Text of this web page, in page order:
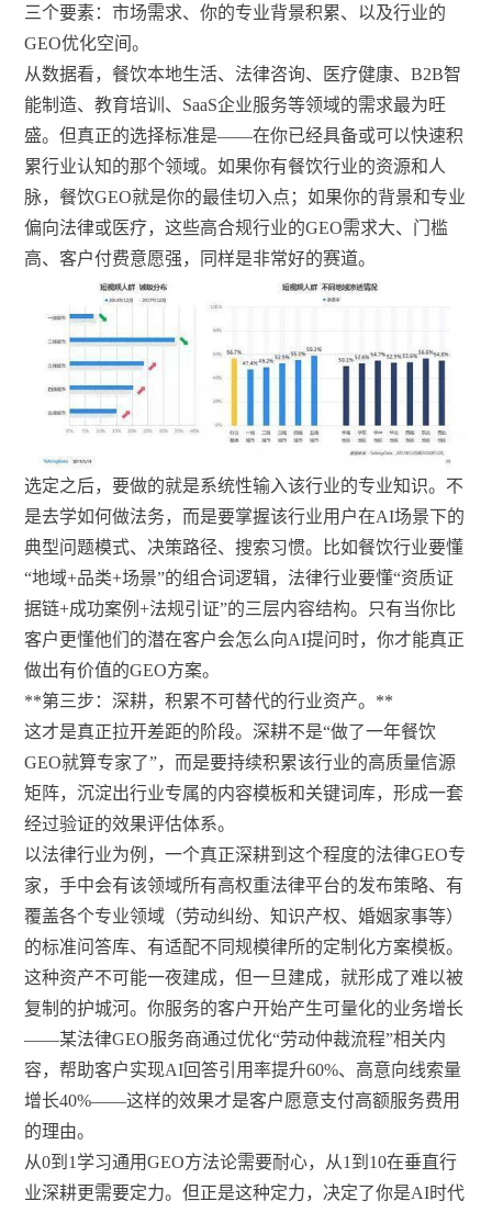
三个要素：市场需求、你的专业背景积累、以及行业的
GEO优化空间。
从数据看，餐饮本地生活、法律咨询、医疗健康、B2B智
能制造、教育培训、SaaS企业服务等领域的需求最为旺
盛。但真正的选择标准是——在你已经具备或可以快速积
累行业认知的那个领域。如果你有餐饮行业的资源和人
脉，餐饮GEO就是你的最佳切入点；如果你的背景和专业
偏向法律或医疗，这些高合规行业的GEO需求大、门槛
高、客户付费意愿强，同样是非常好的赛道。
选定之后，要做的就是系统性输入该行业的专业知识。不
是去学如何做法务，而是要掌握该行业用户在AI场景下的
典型问题模式、决策路径、搜索习惯。比如餐饮行业要懂
“地域+品类+场景”的组合词逻辑，法律行业要懂“资质证
据链+成功案例+法规引证”的三层内容结构。只有当你比
客户更懂他们的潜在客户会怎么向AI提问时，你才能真正
做出有价值的GEO方案。
**第三步：深耕，积累不可替代的行业资产。**
这才是真正拉开差距的阶段。深耕不是“做了一年餐饮
GEO就算专家了”，而是要持续积累该行业的高质量信源
矩阵，沉淀出行业专属的内容模板和关键词库，形成一套
经过验证的效果评估体系。
以法律行业为例，一个真正深耕到这个程度的法律GEO专
家，手中会有该领域所有高权重法律平台的发布策略、有
覆盖各个专业领域（劳动纠纷、知识产权、婚姻家事等）
的标准问答库、有适配不同规模律所的定制化方案模板。
这种资产不可能一夜建成，但一旦建成，就形成了难以被
复制的护城河。你服务的客户开始产生可量化的业务增长
——某法律GEO服务商通过优化“劳动仲裁流程”相关内
容，帮助客户实现AI回答引用率提升60%、高意向线索量
增长40%——这样的效果才是客户愿意支付高额服务费用
的理由。
从0到1学习通用GEO方法论需要耐心，从1到10在垂直行
业深耕更需要定力。但正是这种定力，决定了你是AI时代